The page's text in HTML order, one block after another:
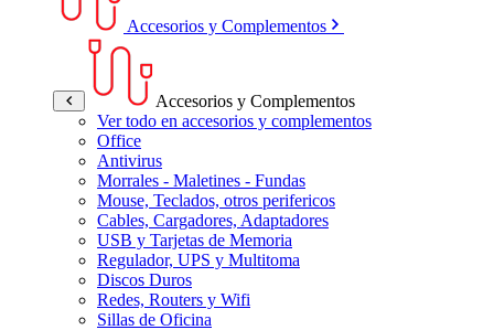
Accesorios y Complementos
Accesorios y Complementos
Ver todo en accesorios y complementos
Office
Antivirus
Morrales - Maletines - Fundas
Mouse, Teclados, otros perifericos
Cables, Cargadores, Adaptadores
USB y Tarjetas de Memoria
Regulador, UPS y Multitoma
Discos Duros
Redes, Routers y Wifi
Sillas de Oficina